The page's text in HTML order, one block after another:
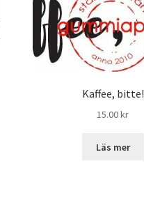
Kaffee, bitte!
15.00kr
Läs mer